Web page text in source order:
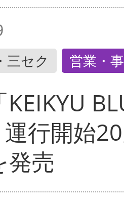
三セク 営業・
運行開始
発売